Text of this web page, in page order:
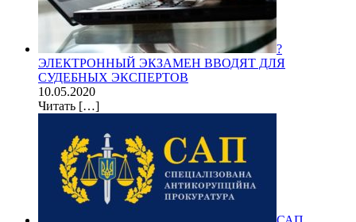
?
ЭЛЕКТРОННЫЙ ЭКЗАМЕН ВВОДЯТ ДЛЯ
СУДЕБНЫХ ЭКСПЕРТОВ
10.05.2020
Читать […]